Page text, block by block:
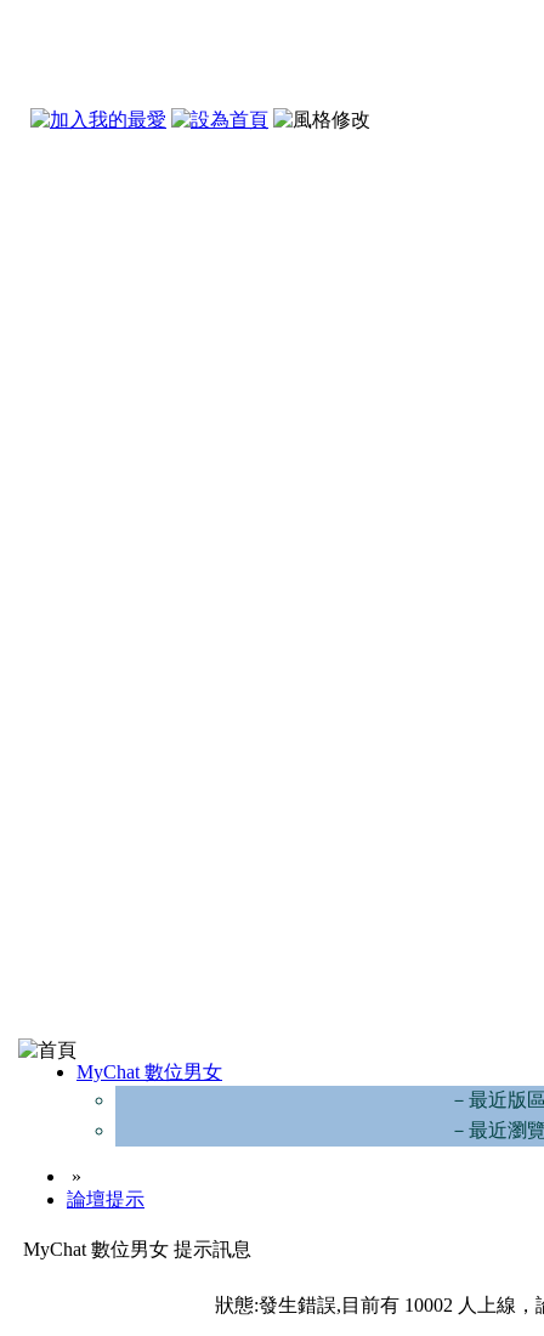
MyChat 數位男女
－最近版
－最近瀏
»
論壇提示
MyChat 數位男女 提示訊息
狀態:發生錯誤,目前有 10002 人上線